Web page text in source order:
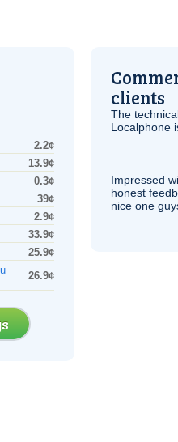
2.2¢
13.9¢
0.3¢
39¢
2.9¢
33.9¢
25.9¢
26.9¢
clients
The
Localphone
Impressed
honest
nice one